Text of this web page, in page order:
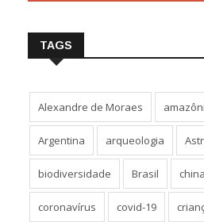
TAGS
Alexandre de Moraes
Argentina arqueologia
biodiversidade Brasil china
coronavírus covid-19